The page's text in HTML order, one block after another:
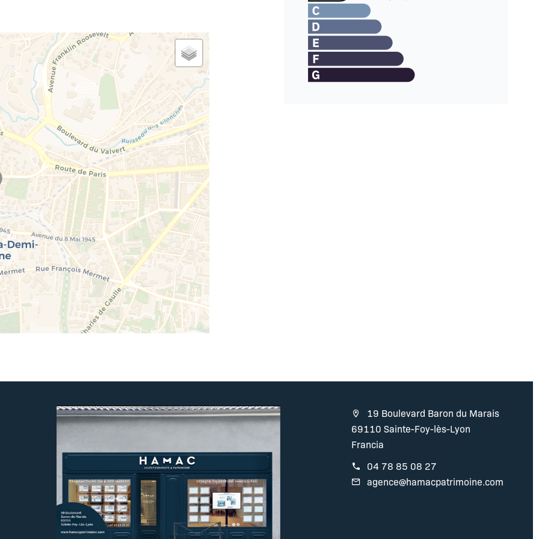
19 Boulevard Baron du Marais
69110 Sainte-Foy-lès-Lyon
Francia
04 78 85 08 27
agence@hamacpatrimoine.com